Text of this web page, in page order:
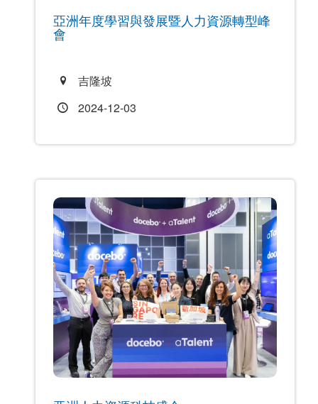
亞洲年度學習與發展暨人力資源轉型峰
會
吉隆坡
2024-12-03